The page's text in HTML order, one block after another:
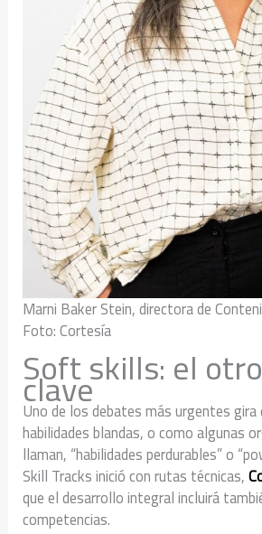
Marni Baker Stein, directora de
Foto: Cortesía
Soft skills: el
clave
Uno de los debates más urgentes
habilidades blandas, o como algunas
llaman, “habilidades perdurables” o
Skill Tracks inició con rutas técnicas,
que el desarrollo integral incluirá
competencias.